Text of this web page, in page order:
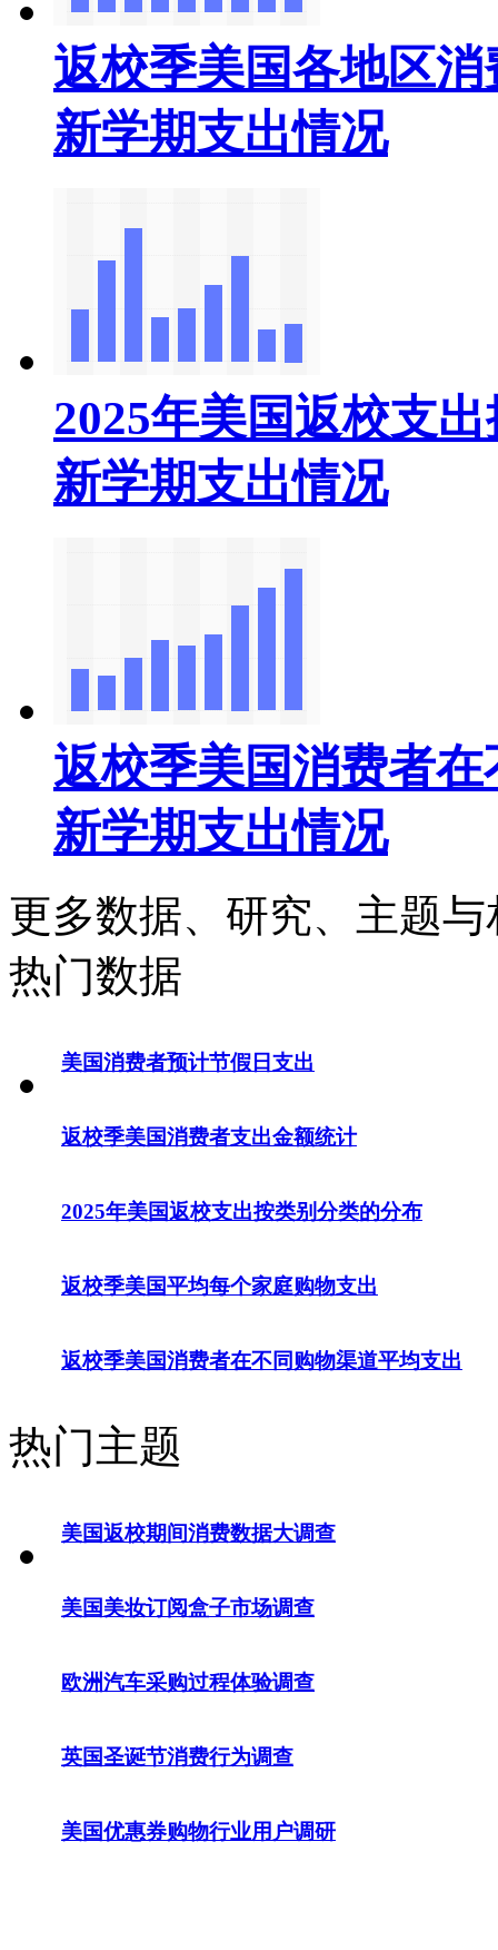
返校季美国各地区
新学期支出情况
2025年美国返校支
新学期支出情况
返校季美国消费者
新学期支出情况
更多数据、研究、主题
热门数据
美国消费者预计节假日支出
返校季美国消费者支出金额统计
2025年美国返校支出按类别分类的分布
返校季美国平均每个家庭购物支出
返校季美国消费者在不同购物渠道平均支出
热门主题
美国返校期间消费数据大调查
美国美妆订阅盒子市场调查
欧洲汽车采购过程体验调查
英国圣诞节消费行为调查
美国优惠券购物行业用户调研